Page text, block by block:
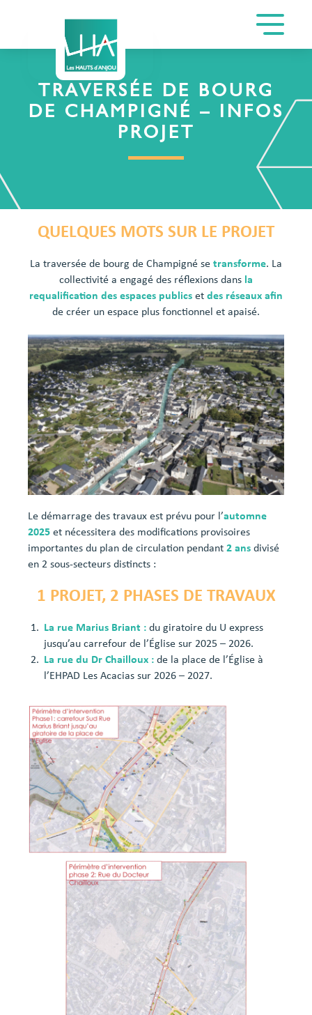
TRAVERSÉE DE BOURG
DE CHAMPIGNÉ – INFOS
PROJET
QUELQUES MOTS SUR LE PROJET
La traversée de bourg de Champigné se transforme. La
collectivité a engagé des réflexions dans la
requalification des espaces publics et des réseaux afin
de créer un espace plus fonctionnel et apaisé.
Le démarrage des travaux est prévu pour l’automne
2025 et nécessitera des modifications provisoires
importantes du plan de circulation pendant 2 ans divisé
en 2 sous-secteurs distincts :
1 PROJET, 2 PHASES DE TRAVAUX
La rue Marius Briant : du giratoire du U express
jusqu’au carrefour de l’Église sur 2025 – 2026.
La rue du Dr Chailloux : de la place de l’Église à
l’EHPAD Les Acacias sur 2026 – 2027.